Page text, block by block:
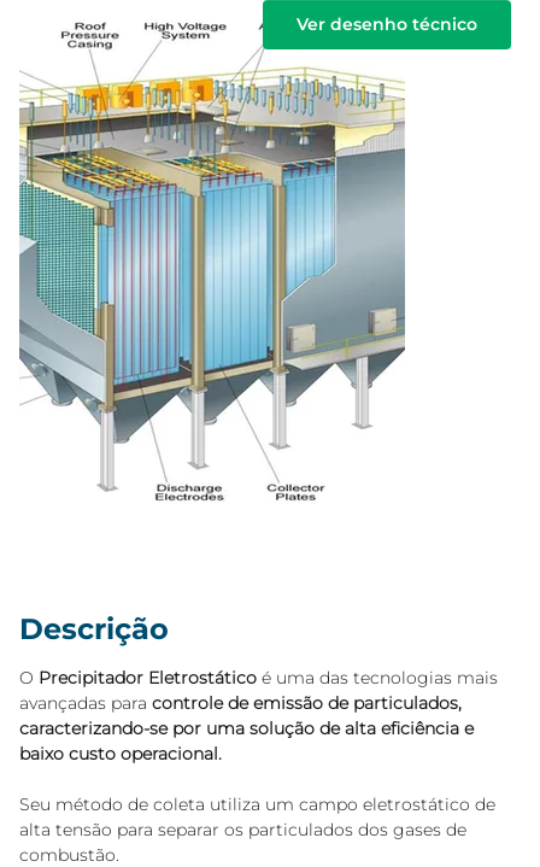
Ver desenho técnico
Descrição
O Precipitador Eletrostático é uma das tecnologias mais
avançadas para controle de emissão de particulados,
caracterizando-se por uma solução de alta eficiência e
baixo custo operacional.
Seu método de coleta utiliza um campo eletrostático de
alta tensão para separar os particulados dos gases de
combustão.